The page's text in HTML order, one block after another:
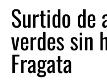
Surtido de
verdes sin
Fragata